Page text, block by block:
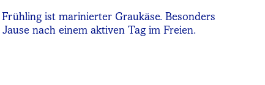
ist marinierter Graukäse. Besonders
nach einem aktiven Tag im Freien.